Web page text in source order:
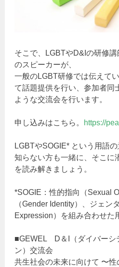
そこで、LGBTやD&Iの研修
のスピーカーが、
一般のLGBT研修では伝えて
て話題提供を行い、参加者同
ような交流会を行います。
申し込みはこちら。 https://
LGBTやSOGIE* という用語
知らない方も一緒に、そこに
を読み解きましょう。
*SOGIE：性的指向（Sexual
（Gender Identity）、ジェン
Expression）を組み合わせた
■GEWEL D＆I（ダイバーシ
ン）交流会
共生社会の未来に向けて 〜